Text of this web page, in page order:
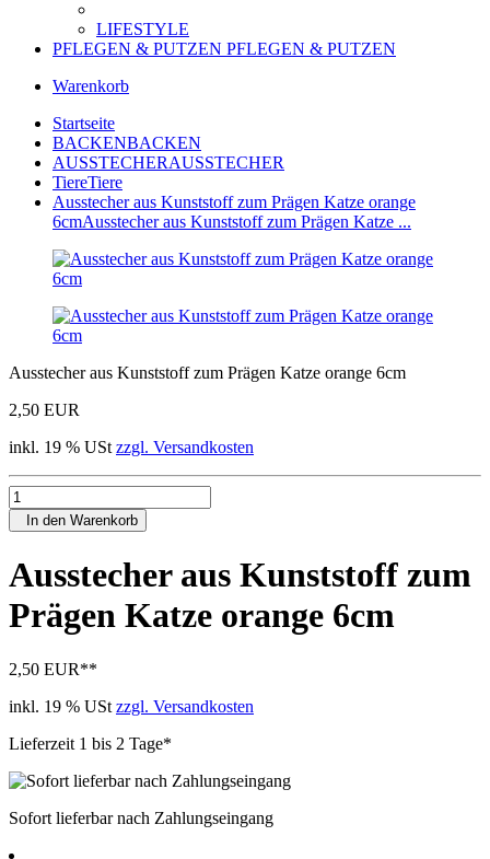
LIFESTYLE
PFLEGEN & PUTZEN PFLEGEN & PUTZEN
Warenkorb
Startseite
BACKENBACKEN
AUSSTECHERAUSSTECHER
TiereTiere
Ausstecher aus Kunststoff zum Prägen Katze orange
6cmAusstecher aus Kunststoff zum Prägen Katze ...
Ausstecher aus Kunststoff zum Prägen Katze orange 6cm
2,50 EUR
inkl. 19 % USt zzgl. Versandkosten
In den Warenkorb
Ausstecher aus Kunststoff zum
Prägen Katze orange 6cm
2,50 EUR**
inkl. 19 % USt zzgl. Versandkosten
Lieferzeit 1 bis 2 Tage*
Sofort lieferbar nach Zahlungseingang